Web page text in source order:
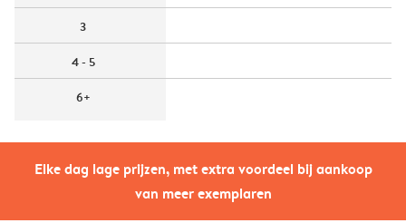
Elke dag lage prijzen, met extra voordeel bij aankoop
van meer exemplaren
3
4 - 5
6+